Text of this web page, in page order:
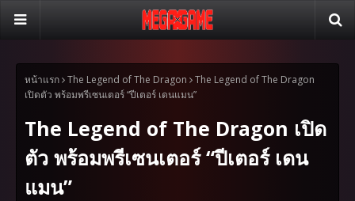
หน้าแรก The Legend of The Dragon
The Legend of The Dragon
เปิดตัว พร้อมพรีเซนเตอร์ “ปีเตอร์ เดนแมน”
The Legend of The Dragon เปิด
ตัว พร้อมพรีเซนเตอร์ “ปีเตอร์ เดน
แมน”